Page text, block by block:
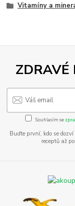
Vitamíny a
ZDRAVÉ
Souhlasím se
Buďte první, kdo se
receptů až